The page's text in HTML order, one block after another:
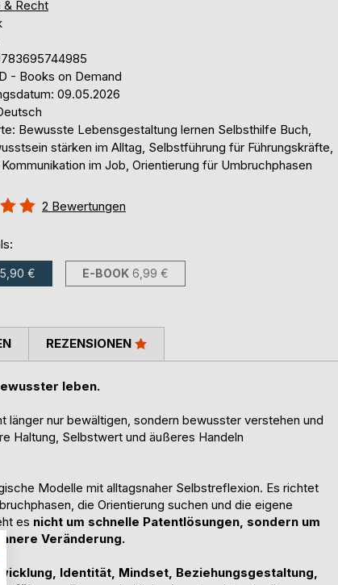
& Recht
- Books on Demand
09.05.2026
Bewusste Lebensgestaltung lernen Selbsthilfe Buch,
stärken im Alltag, Selbstführung für Führungskräfte,
im Job, Orientierung für Umbruchphasen
2 Bewertungen
€ E-BOOK 6,99 €
leben.
nur bewältigen, sondern bewusster verstehen und
Haltung, Selbstwert und äußeres Handeln
Modelle mit alltagsnaher Selbstreflexion. Es richtet
die Orientierung suchen und die eigene
es nicht um schnelle Patentlösungen, sondern um
Veränderung.
Identität, Mindset, Beziehungsgestaltung,
REZENSIONEN